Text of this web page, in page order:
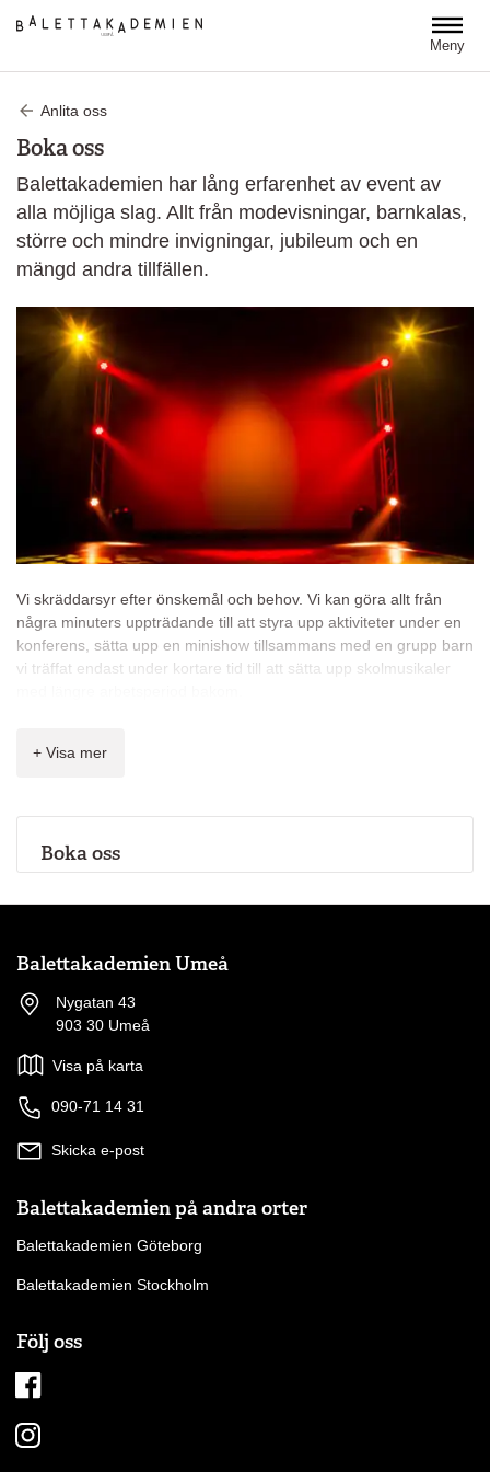
Meny
Anlita oss
Boka oss
Balettakademien har lång erfarenhet av event av
alla möjliga slag. Allt från modevisningar, barnkalas,
större och mindre invigningar, jubileum och en
mängd andra tillfällen.
Vi skräddarsyr efter önskemål och behov. Vi kan göra allt från
några minuters uppträdande till att styra upp aktiviteter under en
konferens, sätta upp en minishow tillsammans med en grupp barn
vi träffat endast under kortare tid till att sätta upp skolmusikaler
Invigningen av Kulturhuvudstadsåret 2014
Urban North
Umeå Live
Västerbotten
Umeå Fashion Week
Flera skolmusikaler på Hagaskolan
Barnföreställning med Plupp och hans vänner – en
Föreställningar i samarbete med organisationer så som
+ Visa mer
Boka oss
Balettakademien Umeå
Nygatan 43
903 30 Umeå
Visa på karta
090-71 14 31
Skicka e-post
Balettakademien på andra orter
Balettakademien Göteborg
Balettakademien Stockholm
Följ oss